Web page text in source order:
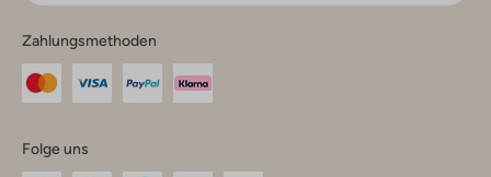
Zahlungsmethoden
Folge uns